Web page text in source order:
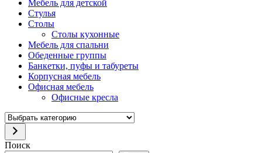
Мебель для детской
Стулья
Столы
Столы кухонные
Мебель для спальни
Обеденные группы
Банкетки, пуфы и табуреты
Корпусная мебель
Офисная мебель
Офисные кресла
Выбрать
категорию
Поиск